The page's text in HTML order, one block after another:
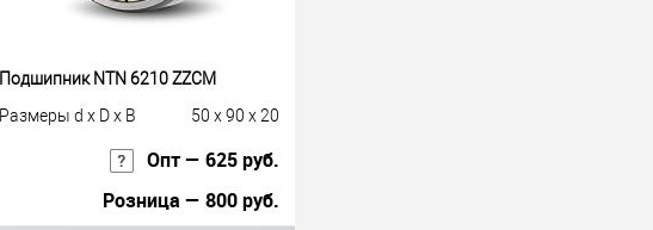
Подшипник NTN 6210 ZZCM
Размеры d x D x B
50 x 90 x 20
Опт — 625 руб.
Розница — 800 руб.